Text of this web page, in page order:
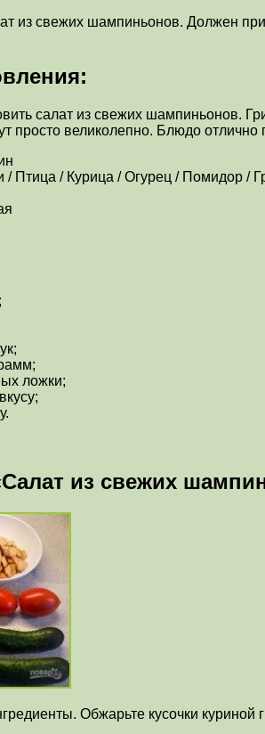
из свежих шампиньонов. Должен
салат из свежих
просто великолепно. Блюдо отлично
/ Птица / Курица / Огурец / Помидор
ложки;
из свежих
Обжарьте кусочки